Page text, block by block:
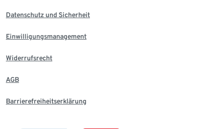
Datenschutz und Sicherheit
Einwilligungsmanagement
Widerrufsrecht
AGB
Barrierefreiheitserklärung